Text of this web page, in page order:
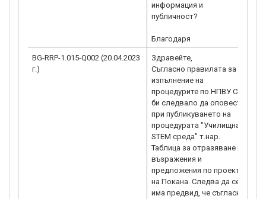
информация и
публичност?
Благодаря
BG-RRP-1.015-Q002 (20.04.2023
г.)
Здравейте,
Съгласно правилата за
изпълнение на
процедурите по НПВУ СНД
би следвало да оповести
при публикуването на
процедурата "Училищна
STEM среда" т.нар.
Таблица за отразяване на
възражения и
предложения по проекта
на Покана. Следва да се
има предвид, че съгласно